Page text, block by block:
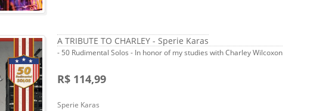
A TRIBUTE TO CHARLEY - Sperie Karas
- 50 Rudimental Solos - In honor of my studies with Charley Wilcoxon
R$ 114,99
Sperie Karas